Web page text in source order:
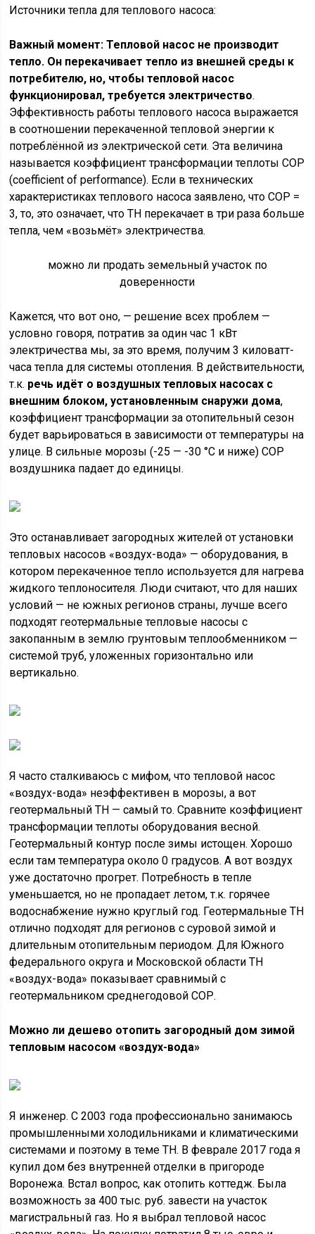
Источники тепла для теплового насоса:
Важный момент: Тепловой насос не производит
тепло. Он перекачивает тепло из внешней среды к
потребителю, но, чтобы тепловой насос
функционировал, требуется электричество.
Эффективность работы теплового насоса выражается
в соотношении перекаченной тепловой энергии к
потреблённой из электрической сети. Эта величина
называется коэффициент трансформации теплоты COP
(coefficient of performance). Если в технических
характеристиках теплового насоса заявлено, что COP =
3, то, это означает, что ТН перекачает в три раза больше
тепла, чем «возьмёт» электричества.
можно ли продать земельный участок по
доверенности
Кажется, что вот оно, — решение всех проблем —
условно говоря, потратив за один час 1 кВт
электричества мы, за это время, получим 3 киловатт-
часа тепла для системы отопления. В действительности,
т.к. речь идёт о воздушных тепловых насосах с
внешним блоком, установленным снаружи дома,
коэффициент трансформации за отопительный сезон
будет варьироваться в зависимости от температуры на
улице. В сильные морозы (-25 — -30 °C и ниже) СОР
воздушника падает до единицы.
Это останавливает загородных жителей от установки
тепловых насосов «воздух-вода» — оборудования, в
котором перекаченное тепло используется для нагрева
жидкого теплоносителя. Люди считают, что для наших
условий — не южных регионов страны, лучше всего
подходят геотермальные тепловые насосы с
закопанным в землю грунтовым теплообменником —
системой труб, уложенных горизонтально или
вертикально.
Я часто сталкиваюсь с мифом, что тепловой насос
«воздух-вода» неэффективен в морозы, а вот
геотермальный ТН — самый то. Сравните коэффициент
трансформации теплоты оборудования весной.
Геотермальный контур после зимы истощен. Хорошо
если там температура около 0 градусов. А вот воздух
уже достаточно прогрет. Потребность в тепле
уменьшается, но не пропадает летом, т.к. горячее
водоснабжение нужно круглый год. Геотермальные ТН
отлично подходят для регионов с суровой зимой и
длительным отопительным периодом. Для Южного
федерального округа и Московской области ТН
«воздух-вода» показывает сравнимый с
геотермальником среднегодовой СОР.
Можно ли дешево отопить загородный дом зимой
тепловым насосом «воздух-вода»
Я инженер. С 2003 года профессионально занимаюсь
промышленными холодильниками и климатическими
системами и поэтому в теме ТН. В феврале 2017 года я
купил дом без внутренней отделки в пригороде
Воронежа. Встал вопрос, как отопить коттедж. Была
возможность за 400 тыс. руб. завести на участок
магистральный газ. Но я выбрал тепловой насос